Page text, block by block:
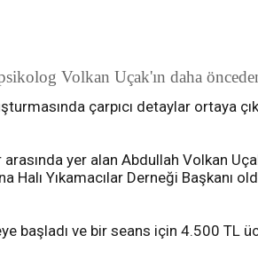
Volkan Uçak'ın daha
çarpıcı detaylar ortaya
yer alan Abdullah Volkan
Halı Yıkamacılar Derneği Başkanı
başladı ve bir seans için 4.500 TL